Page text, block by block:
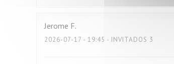
Jerome F
2026-07-17 - 19:45 - INVITADOS 3